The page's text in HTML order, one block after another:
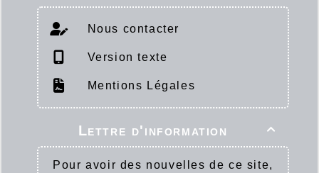
Nous contacter
Version texte
Mentions Légales

Lettre d'information
Pour avoir des nouvelles de ce site,